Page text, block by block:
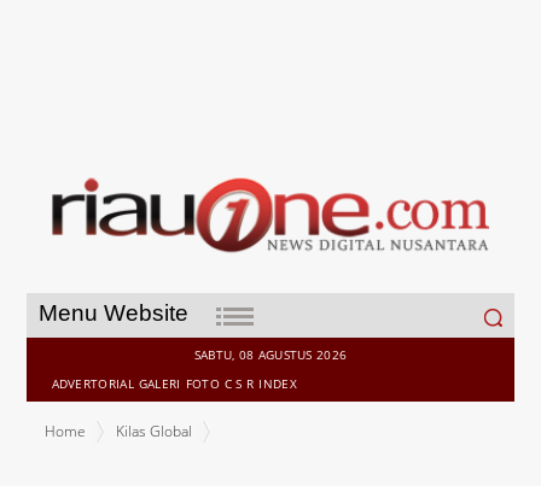
Menu Website
Search
for:
SABTU, 08 AGUSTUS 2026
ADVERTORIAL GALERI FOTO C S R INDEX
Home
Kilas Global